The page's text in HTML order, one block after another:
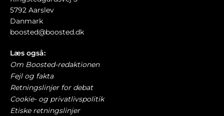
5792 Aarslev
Danmark
boosted@boosted.dk
Læs også:
Om Boosted-redaktionen
Fejl og fakta
Retningslinjer for debat
Cookie- og privatlivspolitik
Etiske retningslinjer